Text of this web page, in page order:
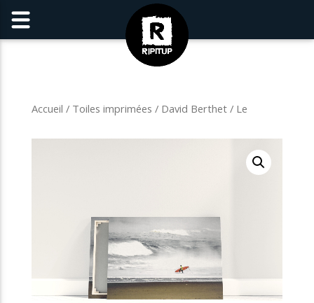
Accueil / Toiles imprimées / David Berthet/ Le